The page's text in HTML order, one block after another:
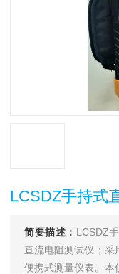
LCSDZ手持式
简要描述： LCSDZ
直流电阻测试仪；采
便携式测量仪表。本